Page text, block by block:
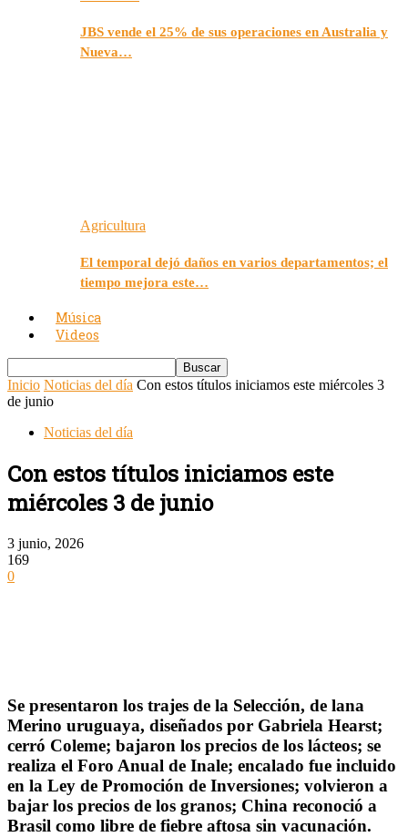
JBS vende el 25% de sus operaciones en Australia y
Nueva…
Agricultura
El temporal dejó daños en varios departamentos; el
tiempo mejora este…
Música
Videos
Inicio Noticias del día Con estos títulos iniciamos este miércoles 3
de junio
Noticias del día
Con estos títulos iniciamos este
miércoles 3 de junio
3 junio, 2026
169
0
Se presentaron los trajes de la Selección, de lana
Merino uruguaya, diseñados por Gabriela Hearst;
cerró Coleme; bajaron los precios de los lácteos; se
realiza el Foro Anual de Inale; encalado fue incluido
en la Ley de Promoción de Inversiones; volvieron a
bajar los precios de los granos; China reconoció a
Brasil como libre de fiebre aftosa sin vacunación.